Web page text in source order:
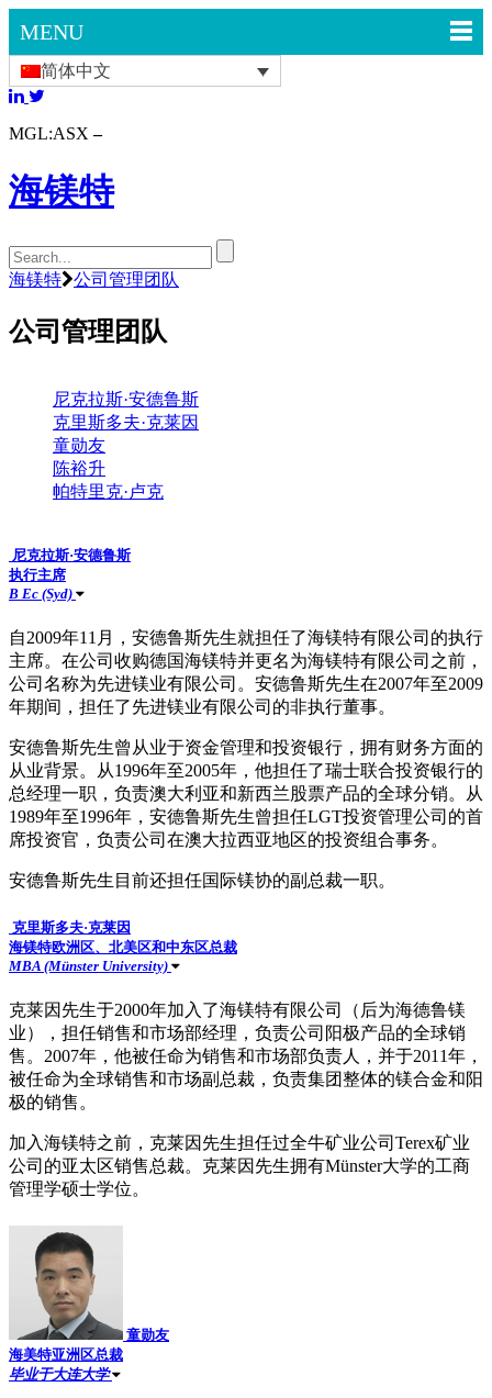
MENU
简体中文
MGL:ASX
海镁特
海镁特 公司管理团队
公司管理团队
尼克拉斯·安德鲁斯
克里斯多夫·克莱因
童勋友
陈裕升
帕特里克·卢克
尼克拉斯·安德鲁斯
执行主席
B Ec (Syd)
自2009年11月，安德鲁斯先生就担任了海镁特有限公司的执行
主席。在公司收购德国海镁特并更名为海镁特有限公司之前，
公司名称为先进镁业有限公司。安德鲁斯先生在2007年至2009
年期间，担任了先进镁业有限公司的非执行董事。
安德鲁斯先生曾从业于资金管理和投资银行，拥有财务方面的
从业背景。从1996年至2005年，他担任了瑞士联合投资银行的
总经理一职，负责澳大利亚和新西兰股票产品的全球分销。从
1989年至1996年，安德鲁斯先生曾担任LGT投资管理公司的首
席投资官，负责公司在澳大拉西亚地区的投资组合事务。
安德鲁斯先生目前还担任国际镁协的副总裁一职。
克里斯多夫·克莱因
海镁特欧洲区、北美区和中东区总裁
MBA (Münster University)
克莱因先生于2000年加入了海镁特有限公司（后为海德鲁镁
业），担任销售和市场部经理，负责公司阳极产品的全球销
售。2007年，他被任命为销售和市场部负责人，并于2011年，
被任命为全球销售和市场副总裁，负责集团整体的镁合金和阳
极的销售。
加入海镁特之前，克莱因先生担任过全牛矿业公司Terex矿业
公司的亚太区销售总裁。克莱因先生拥有Münster大学的工商
管理学硕士学位。
童勋友
海美特亚洲区总裁
毕业于大连大学